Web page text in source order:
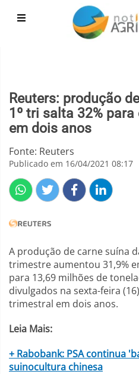
Reuters: produção
1º tri salta 32%
em dois anos
Fonte: Reuters
Publicado em 16/04/2021 08:17
A produção de carne suína
trimestre aumentou 31,9%
para 13,69 milhões de
divulgados na sexta-feira
trimestral em dois anos.
Leia Mais:
+ Rabobank: PSA continua
suinocultura chinesa